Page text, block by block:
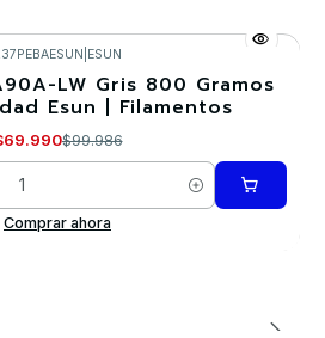
ESUN
LW Gris 800 Gramos
Esun | Filamentos
$99.986
Comprar ahora